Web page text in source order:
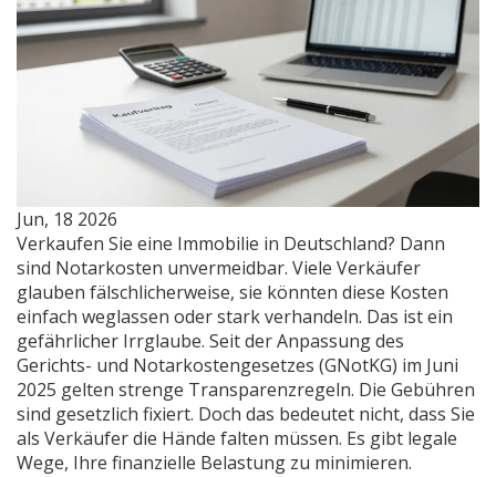
Jun, 18 2026
Verkaufen Sie eine Immobilie in Deutschland? Dann
sind Notarkosten unvermeidbar. Viele Verkäufer
glauben fälschlicherweise, sie könnten diese Kosten
einfach weglassen oder stark verhandeln. Das ist ein
gefährlicher Irrglaube. Seit der Anpassung des
Gerichts- und Notarkostengesetzes (GNotKG) im Juni
2025 gelten strenge Transparenzregeln. Die Gebühren
sind gesetzlich fixiert. Doch das bedeutet nicht, dass Sie
als Verkäufer die Hände falten müssen. Es gibt legale
Wege, Ihre finanzielle Belastung zu minimieren.